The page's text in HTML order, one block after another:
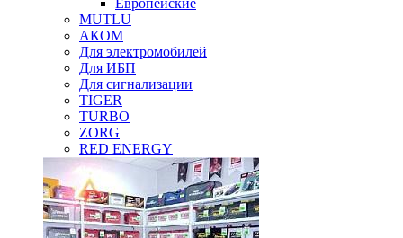
Европейские
MUTLU
АКОМ
Для электромобилей
Для ИБП
Для сигнализации
TIGER
TURBO
ZORG
RED ENERGY